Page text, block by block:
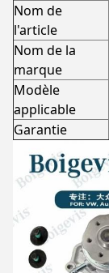
Nom de
l'article
Nom de la
marque
Modèle
applicable
Garantie